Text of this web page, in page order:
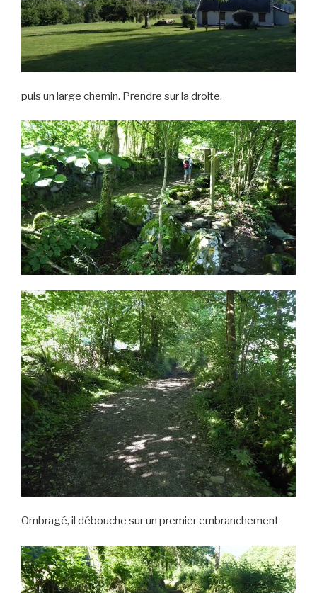
puis un large chemin. Prendre sur la droite.
Ombragé, il débouche sur un premier embranchement